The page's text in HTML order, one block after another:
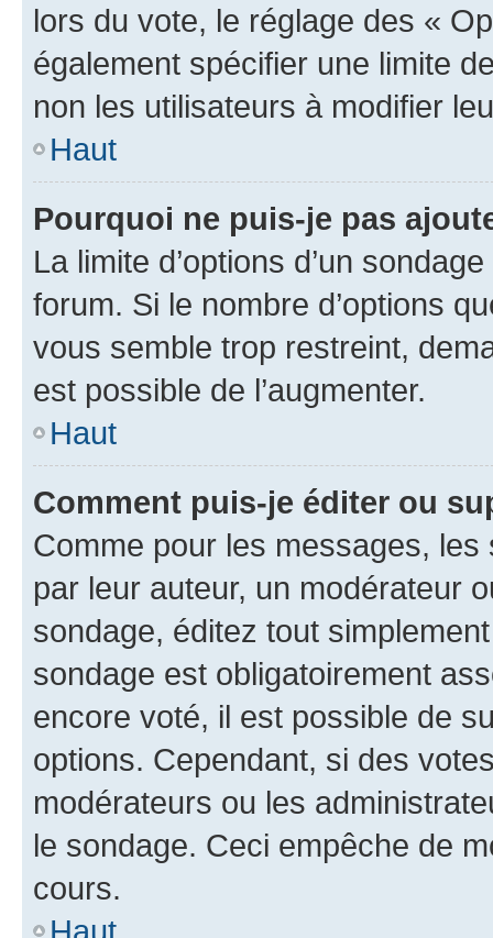
lors du vote, le réglage des «
également spécifier une limite
non les utilisateurs à modifier
Haut
Pourquoi ne puis-je pas
La limite d’options d’un
forum. Si le nombre d’options
vous semble trop restreint,
est possible de l’augmenter.
Haut
Comment puis-je éditer ou
Comme pour les messages,
par leur auteur, un modérateur
sondage, éditez tout
sondage est obligatoirement
encore voté, il est possible de
options. Cependant, si des
modérateurs ou les
le sondage. Ceci empêche de
cours.
Haut